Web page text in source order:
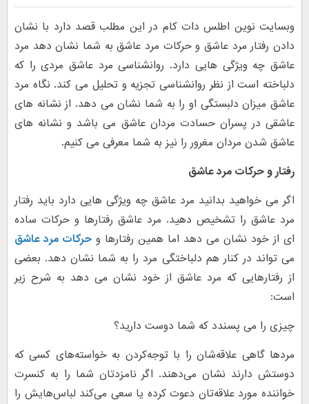
وبسایت نوین اطلس دات کام در این مطلب قصد دارد با نشان
دادن رفتار مرد عاشق و حرکات مرد عاشق به شما نشان دهد مرد
عاشق چه ویژگی هایی دارد. روانشناسی مرد عاشق مردی را که
دلباخته است از نظر روانشناسی تجزیه و تحلیل می کند. نگاه مرد
عاشق میزان دلبستگی او را به شما نشان می دهد. از نشانه های
عاشقی در پسران حسادت مردان عاشق می باشد و نشانه های
عاشق شدن مردان مغرور را نیز به شما معرفی می کنیم.
رفتار و حرکات مرد عاشق
اگر می خواهید بدانید مرد عاشق چه ویژگی هایی دارد باید رفتار
مرد عاشق را تشخیص دهید. مرد عاشق رفتارها و حرکات ساده
ای از خود نشان می دهد اما همین رفتارها و حرکات مرد عاشق
می تواند در کنار هم دلباختگی مرد را به شما نشان دهد. بعضی
از رفتارهایی که مرد عاشق از خود نشان می دهد به شرح زیر
است:
چیزی را می پسندد که شما دوست دارید؟
مرد‌ها گاهی علاقه‌شان را با توجه‌کردن به خواسته‌های کسی که
دوستش دارند نشان می‌دهند. اگر نامزدتان شما را به کنسرت
خواننده مورد علاقه‌تان دعوت کرده یا سعی می‌کند لباس‌هایش را